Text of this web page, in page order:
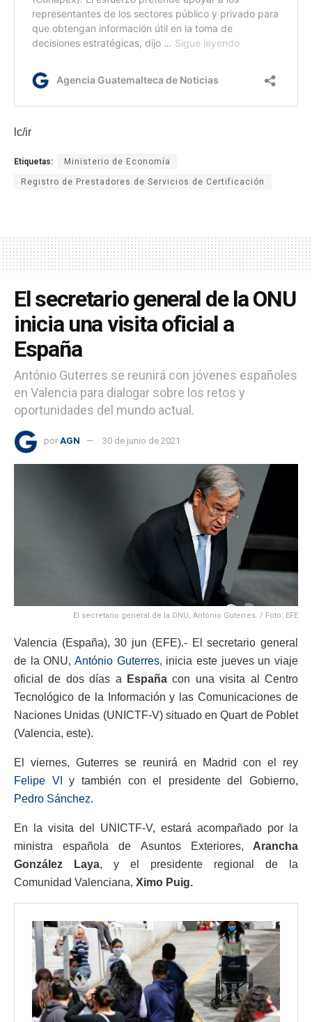
lc/ir
Etiquetas: Ministerio de Economía
Registro de Prestadores de Servicios de Certificación
El secretario general de la ONU
inicia una visita oficial a
España
António Guterres se reunirá con jóvenes españoles
en Valencia para dialogar sobre los retos y
oportunidades del mundo actual.
por AGN 30 de junio de 2021
El secretario general de la ONU, António Guterres. / Foto: EFE
Valencia (España), 30 jun (EFE).- El secretario general
de la ONU, António Guterres, inicia este jueves un viaje
oficial de dos días a España con una visita al Centro
Tecnológico de la Información y las Comunicaciones de
Naciones Unidas (UNICTF-V) situado en Quart de Poblet
(Valencia, este).
El viernes, Guterres se reunirá en Madrid con el rey
Felipe VI
y también con el presidente del Gobierno,
Pedro Sánchez.
En la visita del UNICTF-V, estará acompañado por la
ministra española de Asuntos Exteriores, Arancha
González Laya, y el presidente regional de la
Comunidad Valenciana, Ximo Puig.